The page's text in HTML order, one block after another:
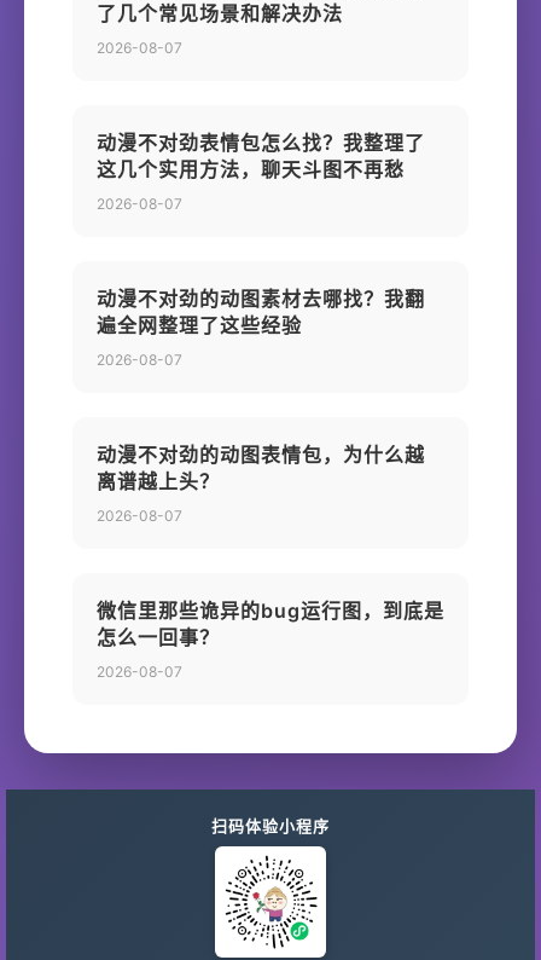
了几个常见场景和解决办法
2026-08-07
动漫不对劲表情包怎么找？我整理了
这几个实用方法，聊天斗图不再愁
2026-08-07
动漫不对劲的动图素材去哪找？我翻
遍全网整理了这些经验
2026-08-07
动漫不对劲的动图表情包，为什么越
离谱越上头？
2026-08-07
微信里那些诡异的bug运行图，到底是
怎么一回事？
2026-08-07
扫码体验小程序